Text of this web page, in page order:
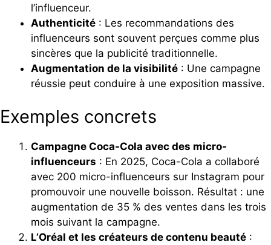
l’influenceur.
Authenticité : Les recommandations des
influenceurs sont souvent perçues comme plus
sincères que la publicité traditionnelle.
Augmentation de la visibilité : Une campagne
réussie peut conduire à une exposition massive.
Exemples concrets
Campagne Coca-Cola avec des micro-
influenceurs : En 2025, Coca-Cola a collaboré
avec 200 micro-influenceurs sur Instagram pour
promouvoir une nouvelle boisson. Résultat : une
augmentation de 35 % des ventes dans les trois
mois suivant la campagne.
L’Oréal et les créateurs de contenu beauté :